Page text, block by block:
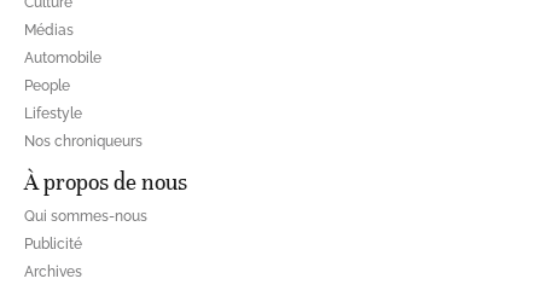
Médias
Automobile
People
Lifestyle
Nos chroniqueurs
À propos de nous
Qui sommes-nous
Publicité
Archives